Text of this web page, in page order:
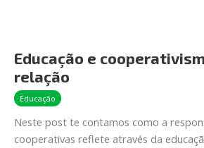
negócio
Educação e
relação
Educação
Neste post te contamos como a
cooperativas reflete através da
cooperativismo:
entenda
a
relação